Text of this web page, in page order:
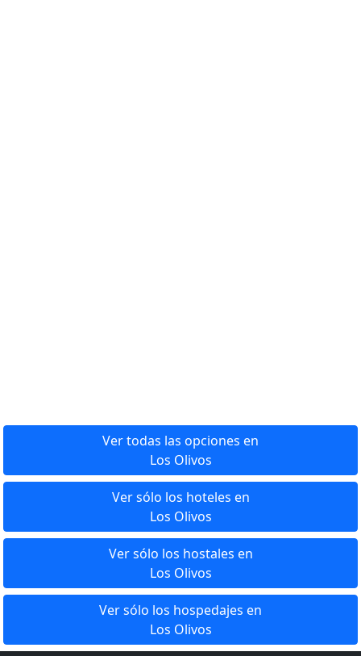
Ver todas las opciones en
Los Olivos
Ver sólo los hoteles en
Los Olivos
Ver sólo los hostales en
Los Olivos
Ver sólo los hospedajes en
Los Olivos